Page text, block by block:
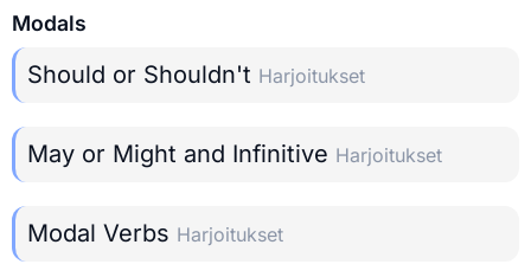
Modals
Should or Shouldn't Harjoitukset
May or Might and Infinitive Harjoitukset
Modal Verbs Harjoitukset